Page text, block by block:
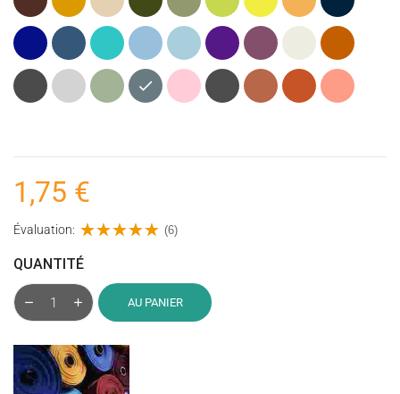
(Vert
Armée)
Olive
anis
(Jaune)marine
Bleu
cobalt
Bleu
jeans
foncé
Bleu
turquoise
Bleu
Clair
Bleu
pastel
Violet Figue
givrée
(Mauve
foncé)
Ecru Terracotta
Gris
anthracite
Gris
clair
Vert
(Vieux)
Bleu
acier
Rose
poudré
Gris
foncé
Argile Brique Corail
Clair
1,75 €
Évaluation: (6)
QUANTITÉ
AU PANIER